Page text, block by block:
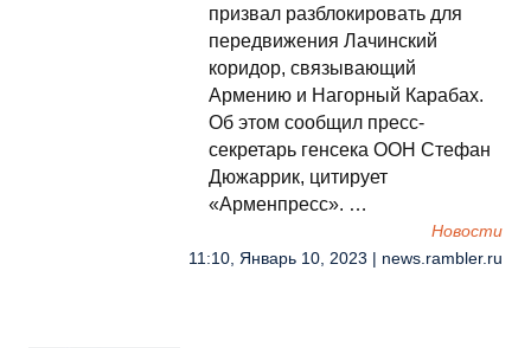
призвал разблокировать для
передвижения Лачинский
коридор, связывающий
Армению и Нагорный Карабах.
Об этом сообщил пресс-
секретарь генсека ООН Стефан
Дюжаррик, цитирует
«Арменпресс». …
Новости
11:10, Январь 10, 2023 | news.rambler.ru